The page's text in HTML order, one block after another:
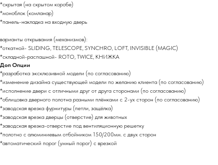
*скрытая (на скрытом коробе)
*моноблок (комланар)
*панель-накладка на входную дверь
варианты открывания (механизмов):
*откатной- SLIDING, TELESCOPE, SYNCHRO, LOFT, INVISIBLE (MAGIC)
*складной-распашной- ROTO, TWICE, КНИЖКА
Доп Опции
*разработка эксклюзивной модели (по согласованию)
*изменение дизайна существующей модели по желанию клиента (по согласованию)
*исполнение двери с отличными друг от друга сторонами (по согласованию)
*облицовка дверного полотна разными плёнками с 2-ух сторон (по согласованию)
*заводская врезка фурнитуры (петли, защёлка)
*заводская врезка дверцы (отверстие) для животных
*заводская врезка-отверстие под вентиляционную решетку
*полотно с алюминиевым отбойником 150/200мм. с двух сторон
*автоматический порог (умный порог) с врезкой